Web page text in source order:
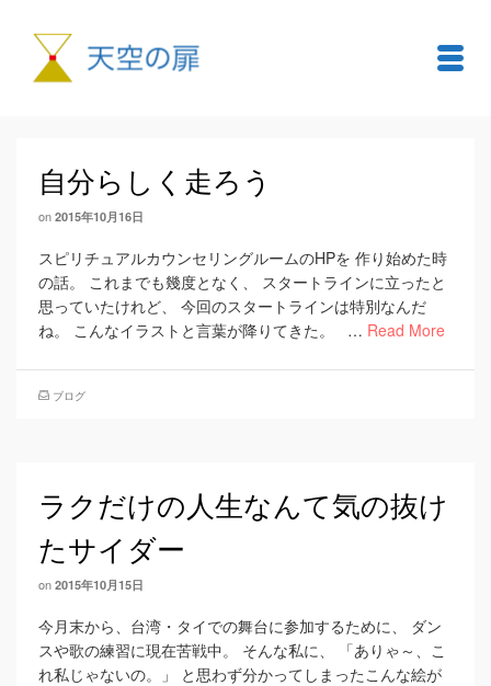
自分らしく走ろう
on 2015年10月16日
スピリチュアルカウンセリングルームのHPを 作り始めた時
の話。 これまでも幾度となく、 スタートラインに立ったと
思っていたけれど、 今回のスタートラインは特別なんだ
ね。 こんなイラストと言葉が降りてきた。 … Read More
ブログ
ラクだけの人生なんて気の抜け
たサイダー
on 2015年10月15日
今月末から、台湾・タイでの舞台に参加するために、 ダン
スや歌の練習に現在苦戦中。 そんな私に、 「ありゃ～、こ
れ私じゃないの。」 と思わず分かってしまったこんな絵が